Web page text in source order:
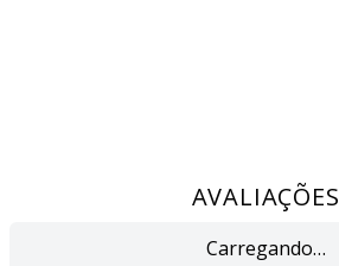
AVALIAÇÕES
Carregando…